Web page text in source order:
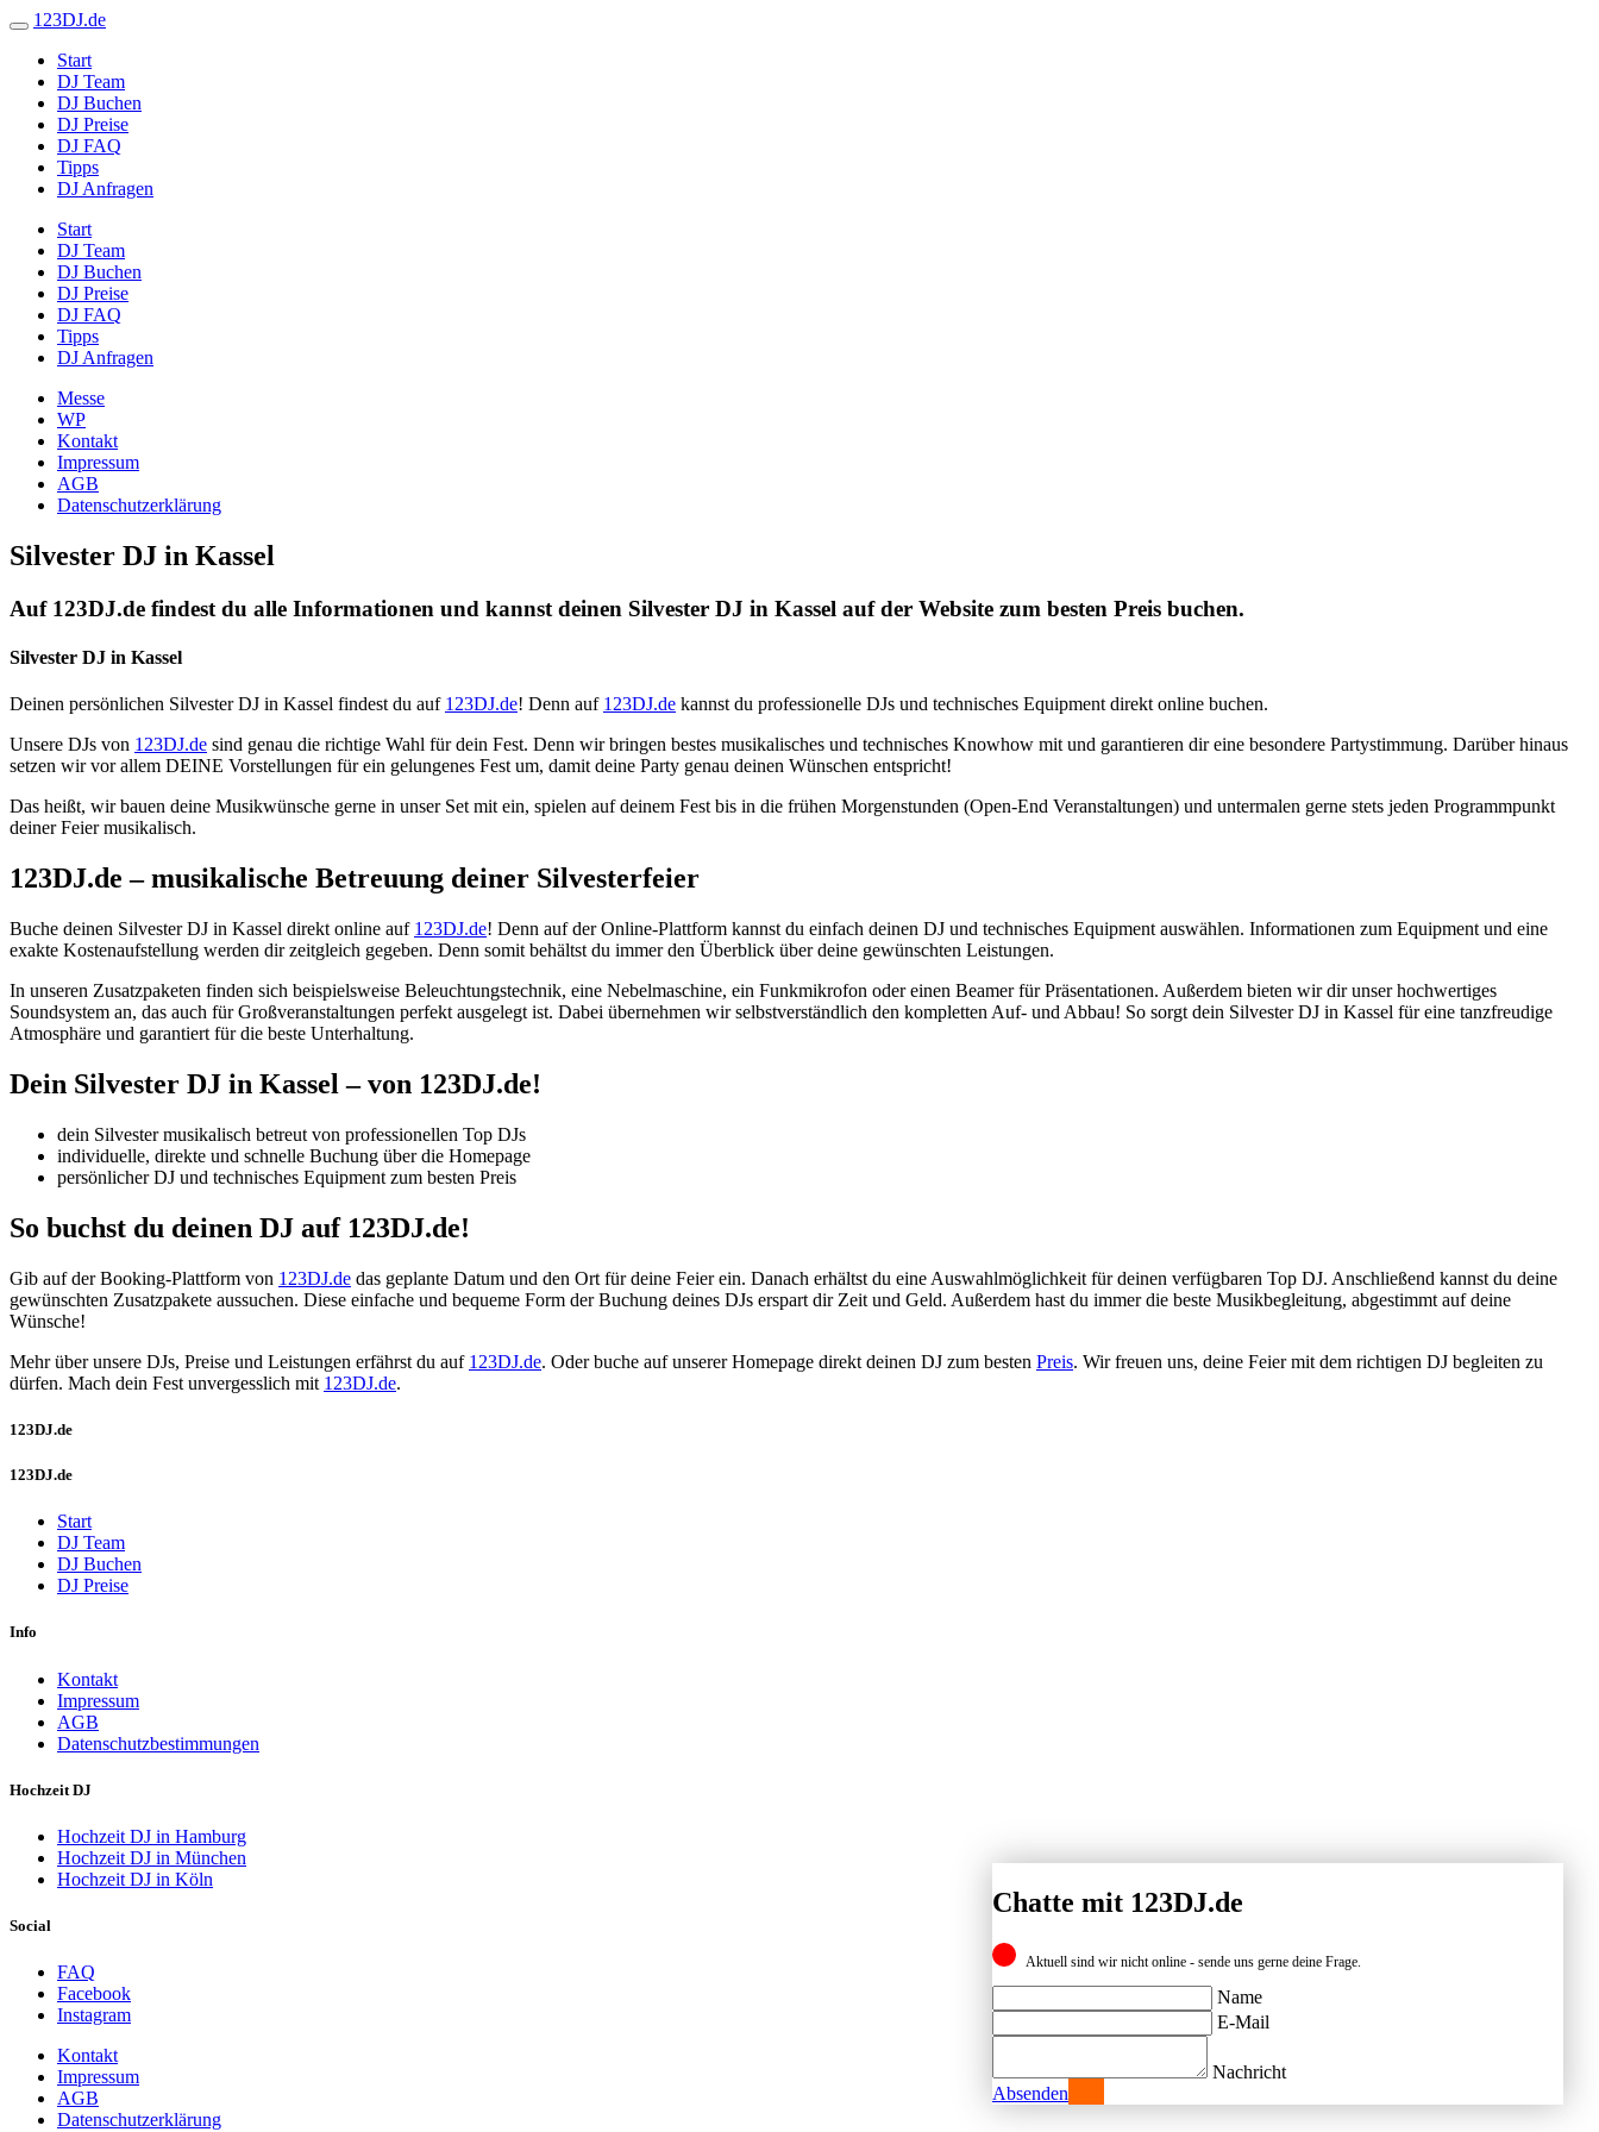
123DJ.de
Start
DJ Team
DJ Buchen
DJ Preise
DJ FAQ
Tipps
DJ Anfragen
Start
DJ Team
DJ Buchen
DJ Preise
DJ FAQ
Tipps
DJ Anfragen
Messe
WP
Kontakt
Impressum
AGB
Datenschutzerklärung
Silvester DJ in Kassel
Auf 123DJ.de findest du alle Informationen und kannst deinen Silvester DJ in Kassel auf der Website zum besten Preis buchen.
Silvester DJ in Kassel
Deinen persönlichen Silvester DJ in Kassel findest du auf 123DJ.de! Denn auf 123DJ.de kannst du professionelle DJs und technisches Equipment direkt online buchen.
Unsere DJs von 123DJ.de sind genau die richtige Wahl für dein Fest. Denn wir bringen bestes musikalisches und technisches Knowhow mit und garantieren dir eine besondere Partystimmung. Darüber hinaus
setzen wir vor allem DEINE Vorstellungen für ein gelungenes Fest um, damit deine Party genau deinen Wünschen entspricht!
Das heißt, wir bauen deine Musikwünsche gerne in unser Set mit ein, spielen auf deinem Fest bis in die frühen Morgenstunden (Open-End Veranstaltungen) und untermalen gerne stets jeden Programmpunkt
deiner Feier musikalisch.
123DJ.de – musikalische Betreuung deiner Silvesterfeier
Buche deinen Silvester DJ in Kassel direkt online auf 123DJ.de! Denn auf der Online-Plattform kannst du einfach deinen DJ und technisches Equipment auswählen. Informationen zum Equipment und eine
exakte Kostenaufstellung werden dir zeitgleich gegeben. Denn somit behältst du immer den Überblick über deine gewünschten Leistungen.
In unseren Zusatzpaketen finden sich beispielsweise Beleuchtungstechnik, eine Nebelmaschine, ein Funkmikrofon oder einen Beamer für Präsentationen. Außerdem bieten wir dir unser hochwertiges
Soundsystem an, das auch für Großveranstaltungen perfekt ausgelegt ist. Dabei übernehmen wir selbstverständlich den kompletten Auf- und Abbau! So sorgt dein Silvester DJ in Kassel für eine tanzfreudige
Atmosphäre und garantiert für die beste Unterhaltung.
Dein Silvester DJ in Kassel – von 123DJ.de!
dein Silvester musikalisch betreut von professionellen Top DJs
individuelle, direkte und schnelle Buchung über die Homepage
persönlicher DJ und technisches Equipment zum besten Preis
So buchst du deinen DJ auf 123DJ.de!
Gib auf der Booking-Plattform von 123DJ.de das geplante Datum und den Ort für deine Feier ein. Danach erhältst du eine Auswahlmöglichkeit für deinen verfügbaren Top DJ. Anschließend kannst du deine
gewünschten Zusatzpakete aussuchen. Diese einfache und bequeme Form der Buchung deines DJs erspart dir Zeit und Geld. Außerdem hast du immer die beste Musikbegleitung, abgestimmt auf deine
Wünsche!
Mehr über unsere DJs, Preise und Leistungen erfährst du auf 123DJ.de. Oder buche auf unserer Homepage direkt deinen DJ zum besten Preis. Wir freuen uns, deine Feier mit dem richtigen DJ begleiten zu
dürfen. Mach dein Fest unvergesslich mit 123DJ.de.
123DJ.de
123DJ.de
Start
DJ Team
DJ Buchen
DJ Preise
Info
Kontakt
Impressum
AGB
Datenschutzbestimmungen
Hochzeit DJ
Hochzeit DJ in Hamburg
Hochzeit DJ in München
Hochzeit DJ in Köln
Social
FAQ
Facebook
Instagram
Kontakt
Impressum
AGB
Datenschutzerklärung
Chatte mit 123DJ.de
Aktuell sind wir nicht online - sende uns gerne deine Frage.
Name
E-Mail
Nachricht
Absenden